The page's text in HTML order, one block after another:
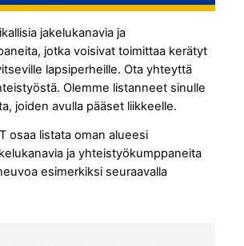
jakelukanavia ja
jotka voisivat toimittaa kerätyt
lapsiperheille. Ota yhteyttä
Olemme listanneet sinulle
joiden avulla pääset liikkeelle.
osaa listata oman alueesi
ja yhteistyökumppaneita
esimerkiksi seuraavalla